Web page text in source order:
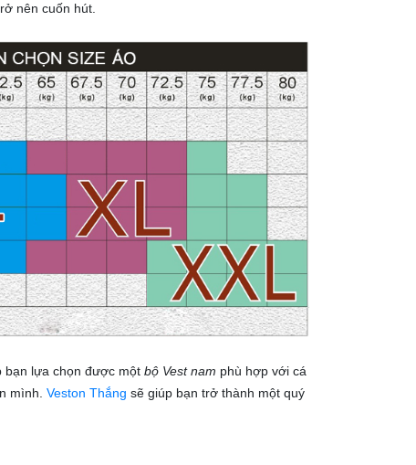
nên cuốn hút.
bạn lựa chọn được một bộ Vest nam phù hợp với cá
mình. Veston Thắng sẽ giúp bạn trở thành một quý